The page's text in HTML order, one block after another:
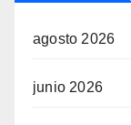
agosto 2026
junio 2026